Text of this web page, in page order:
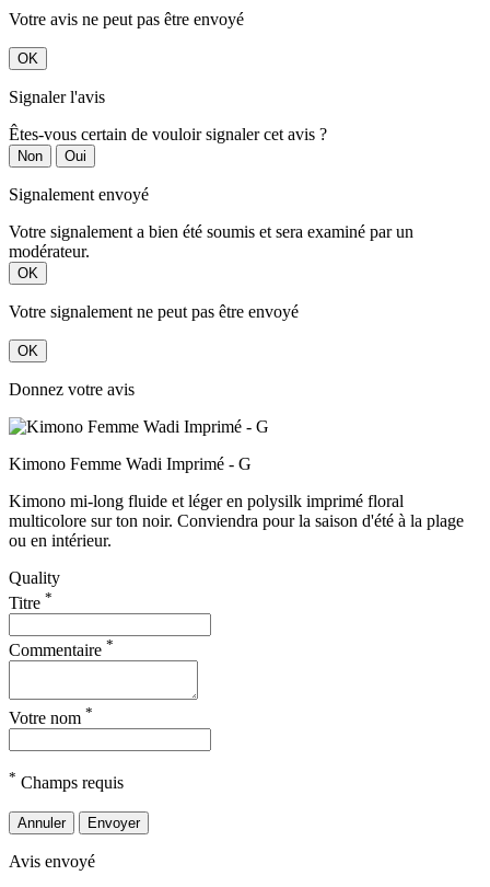
Votre avis ne peut pas être envoyé
OK
Signaler l'avis
Êtes-vous certain de vouloir signaler cet avis ?
Non Oui
Signalement envoyé
Votre signalement a bien été soumis et sera examiné par un
modérateur.
OK
Votre signalement ne peut pas être envoyé
OK
Donnez votre avis
Kimono Femme Wadi Imprimé - G
Kimono mi-long fluide et léger en polysilk imprimé floral
multicolore sur ton noir. Conviendra pour la saison d'été à la plage
ou en intérieur.
Quality
Titre *
Commentaire *
Votre nom *
* Champs requis
Annuler Envoyer
Avis envoyé